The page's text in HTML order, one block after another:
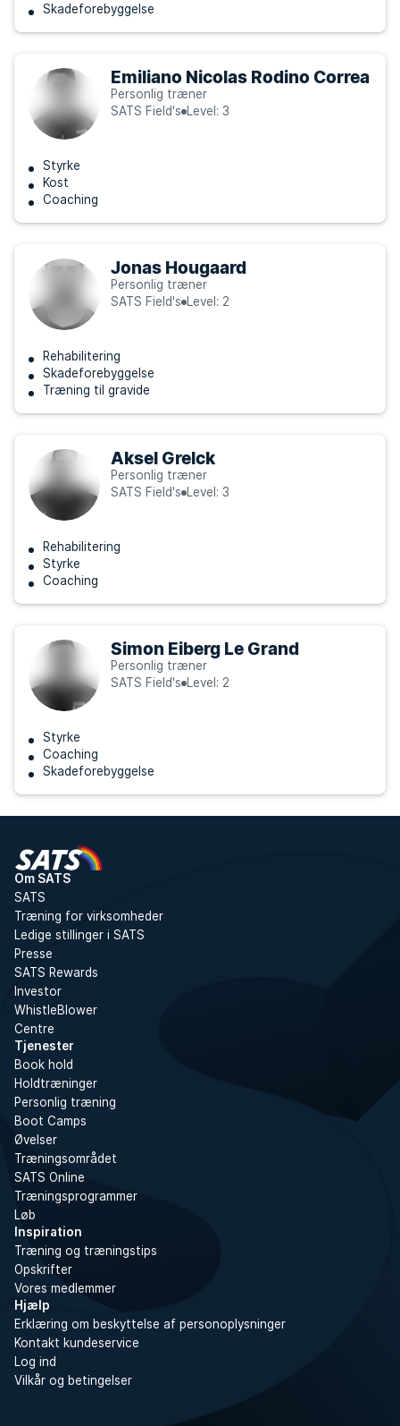
Skadeforebyggelse
Emiliano Nicolas Rodino Correa
Personlig træner
SATS Field's
Level: 3
Styrke
Kost
Coaching
Jonas Hougaard
Personlig træner
SATS Field's
Level: 2
Rehabilitering
Skadeforebyggelse
Træning til gravide
Aksel Grelck
Personlig træner
SATS Field's
Level: 3
Rehabilitering
Styrke
Coaching
Simon Eiberg Le Grand
Personlig træner
SATS Field's
Level: 2
Styrke
Coaching
Skadeforebyggelse
Om SATS
SATS
Træning for virksomheder
Ledige stillinger i SATS
Presse
SATS Rewards
Investor
WhistleBlower
Centre
Tjenester
Book hold
Holdtræninger
Personlig træning
Boot Camps
Øvelser
Træningsområdet
SATS Online
Træningsprogrammer
Løb
Inspiration
Træning og træningstips
Opskrifter
Vores medlemmer
Hjælp
Erklæring om beskyttelse af personoplysninger
Kontakt kundeservice
Log ind
Vilkår og betingelser